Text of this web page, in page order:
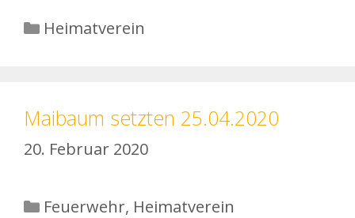
Kategorien
Heimatverein
Maibaum setzten 25.04.2020
20. Februar 2020
Kategorien
Feuerwehr, Heimatverein